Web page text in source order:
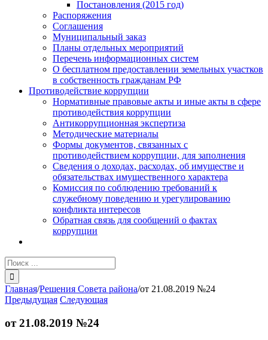
Постановления (2015 год)
Распоряжения
Соглашения
Муниципальный заказ
Планы отдельных мероприятий
Перечень информационных систем
О бесплатном предоставлении земельных участков
в собственность гражданам РФ
Противодействие коррупции
Нормативные правовые акты и иные акты в сфере
противодействия коррупции
Антикоррупционная экспертиза
Методические материалы
Формы документов, связанных с
противодействием коррупции, для заполнения
Сведения о доходах, расходах, об имуществе и
обязательствах имущественного характера
Комиссия по соблюдению требований к
служебному поведению и урегулированию
конфликта интересов
Обратная связь для сообщений о фактах
коррупции
Результат
поиска:
Главная/Решения Совета района/от 21.08.2019 №24
Предыдущая Следующая
от 21.08.2019 №24